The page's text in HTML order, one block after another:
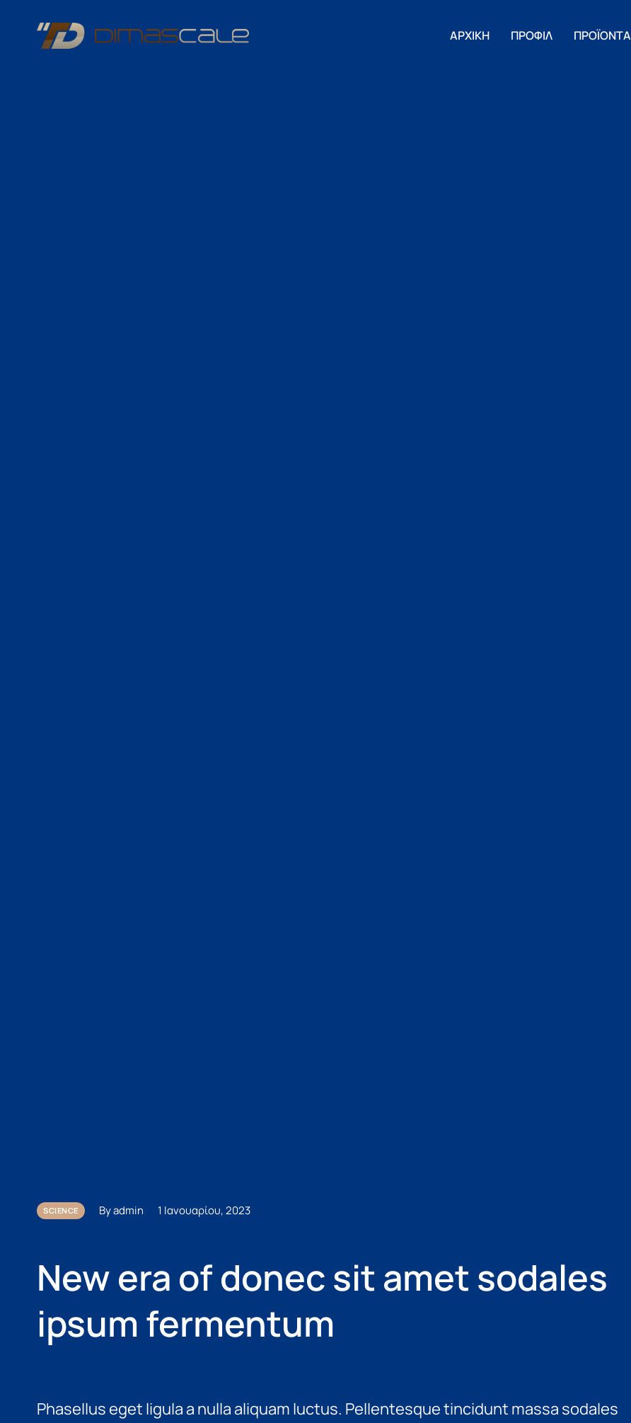
ΑΡΧΙΚΗ ΠΡΟΦΙΛ ΠΡΟΪΟΝΤΑ
SCIENCE By admin 1 Ιανουαρίου, 2023
New era of donec sit amet sodales
ipsum fermentum
Phasellus eget ligula a nulla aliquam luctus. Pellentesque tincidunt massa sodales